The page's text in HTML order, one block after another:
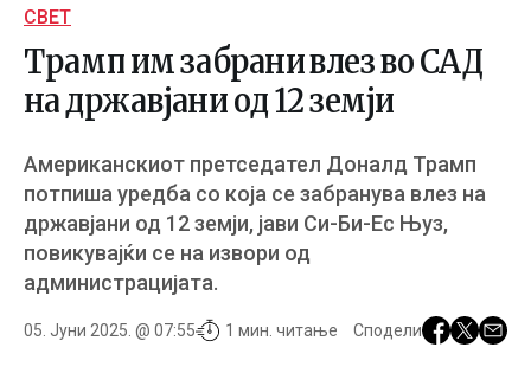
СВЕТ
Трамп им забрани влез во САД
на државјани од 12 земји
Американскиот претседател Доналд Трамп
потпиша уредба со која се забранува влез на
државјани од 12 земји, јави Си-Би-Ес Њуз,
повикувајќи се на извори од
администрацијата.
05. Јуни 2025. @ 07:55 1 мин. читање Сподели